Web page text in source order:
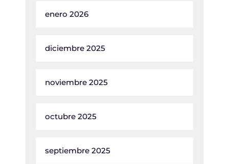
enero 2026
diciembre 2025
noviembre 2025
octubre 2025
septiembre 2025